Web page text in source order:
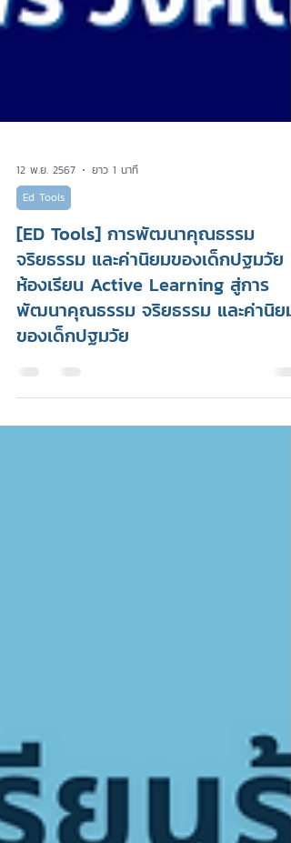
12 พ.ย. 2567
ยาว 1 นาที
Ed Tools
[ED Tools] การพัฒนาคุณธรรม
จริยธรรม และค่านิยมของเด็กปฐมวัย
ห้องเรียน Active Learning สู่การ
ของเด็กปฐมวัย